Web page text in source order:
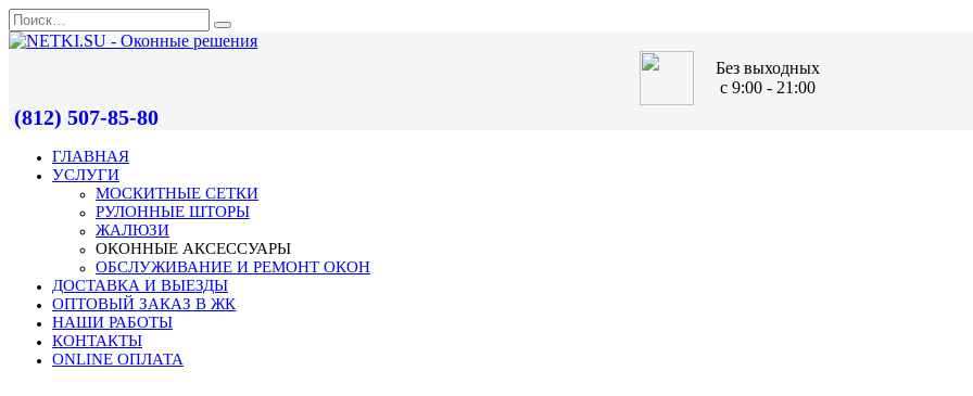
Без выходных
с 9:00 - 21:00
(812) 507-85-80
ГЛАВНАЯ
УСЛУГИ
МОСКИТНЫЕ СЕТКИ
РУЛОННЫЕ ШТОРЫ
ЖАЛЮЗИ
ОКОННЫЕ АКСЕССУАРЫ
ОБСЛУЖИВАНИЕ И РЕМОНТ ОКОН
ДОСТАВКА И ВЫЕЗДЫ
ОПТОВЫЙ ЗАКАЗ В ЖК
НАШИ РАБОТЫ
КОНТАКТЫ
ONLINE ОПЛАТА